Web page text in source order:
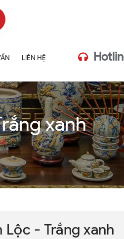
LIÊN HỆ
xanh
Lộc - Trắng xanh